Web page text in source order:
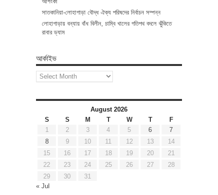
সাতকানিয়া-লোহাগাড়া বৌদ্ধ ঐক্য পরিষদের নির্বাচন সম্পন্ন
লোহাগাড়ায় বন্যায় বাঁধ বিলীন, চাম্বি খালের গতিপথ বদলে ঝুঁকিতে
রাবার ড্যাম
আর্কাইভ
আর্কাইভ
August 2026
S
S M T W T
F
1
2 3 4 5 6
7
8
9 10 11 12 13
14
15
16 17 18 19 20
21
22
23 24 25 26 27
28
29
30
31
« Jul